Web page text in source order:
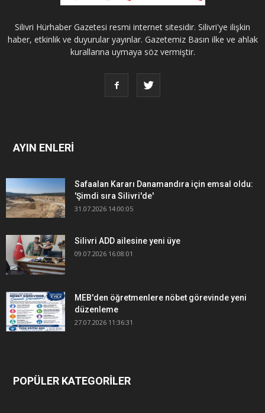
Silivri Hürhaber Gazetesi resmi internet sitesidir. Silivri'ye ilişkin
haber, etkinlik ve duyurular yayınlar. Gazetemiz Basın ilke ve ahlak
kurallarına uymaya söz vermiştir.
AYIN ENLERİ
Safaalan Kararı Danamandıra için emsal oldu:
'Şimdi sıra Silivri'de'
31.07.2026 14:00:05
Silivri ADD ailesine yeni üye
09.07.2026 16:08:01
MEB'den öğretmenlere nöbet görevinde yeni
düzenleme
27.07.2026 11:36:31
POPÜLER KATEGORİLER